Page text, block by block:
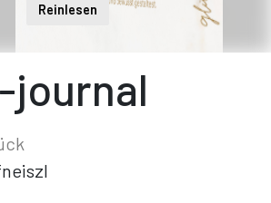
Reinlesen
journal